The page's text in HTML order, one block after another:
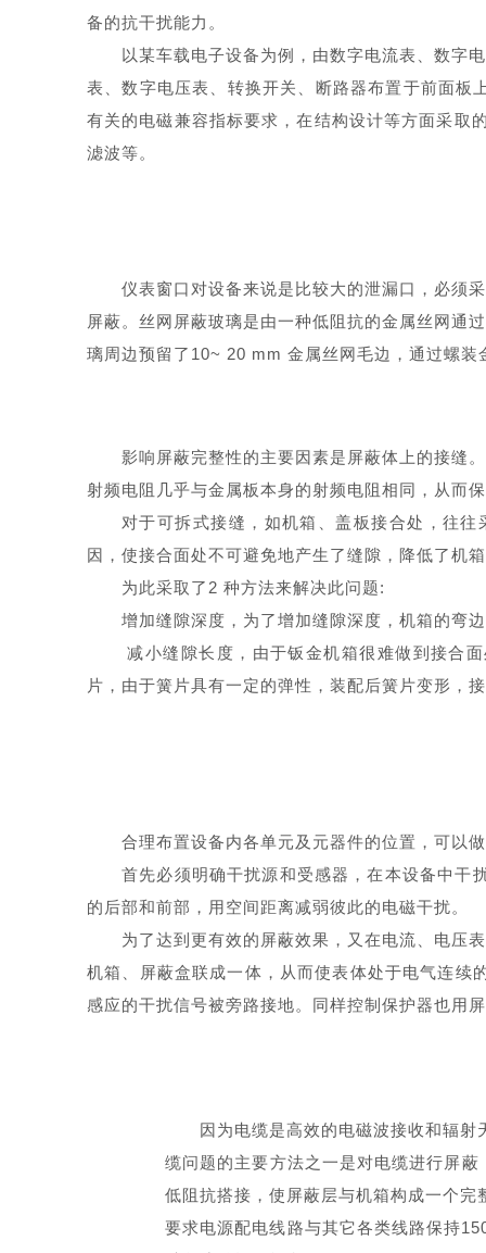
备的抗干扰能力。
以某车载电子设备为例，由数字电流表、数字
表、数字电压表、转换开关、断路器布置于前面
有关的电磁兼容指标要求，在结构设计等方面采取
滤波等。
仪表窗口对设备来说是比较大的泄漏口，必须
屏蔽。丝网屏蔽玻璃是由一种低阻抗的金属丝网通
璃周边预留了10~ 20 mm 金属丝网毛边，通过螺
影响屏蔽完整性的主要因素是屏蔽体上的接缝
射频电阻 几乎与金属板本身的射频电阻相同，从而
对于可拆式接缝，如机箱、盖板接合处，往
因，使接合面处不可避免地产生了缝隙，降低了机
为此采取了2 种方法来解决此问题:
增加缝隙深度，为了增加缝隙深度，机箱的弯
减小缝隙长度，由于钣金机箱很难做到接合
片，由于簧片具有一定的弹性，装配后簧片变形，
合理布置设备内各单元及元器件的位置，可以
首先必须明确干扰源和受感器，在本设备中干
的后部和前部，用空间距离减弱彼此的电磁干扰。
为了达到更有效的屏蔽效果，又在电流、电压
机箱、屏蔽盒联成一体，从而使表体处于电气连续
感应的干扰信号被旁路接地。同样控制保护器也用
因为电缆是高效的电磁波接收和辐
缆问题的主要方法之一是对电缆进行屏
低阻抗搭接，使屏蔽层与机箱构成一个
要求电源配电线路与其它各类线路保持